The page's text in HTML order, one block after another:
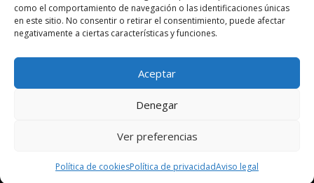
como el comportamiento de navegación o las identificaciones únicas
en este sitio. No consentir o retirar el consentimiento, puede afectar
negativamente a ciertas características y funciones.
Aceptar
Denegar
Ver preferencias
Política de cookiesPolítica de privacidadAviso legal
Diseño web porSolucionetyCibernatural